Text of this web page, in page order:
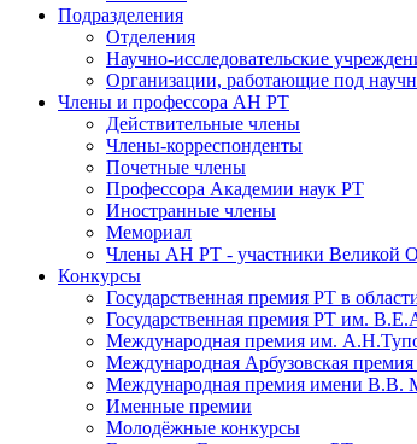
Подразделения
Отделения
Научно-исследовательские
Организации, работающие под
Члены и профессора АН РТ
Действительные члены
Члены-корреспонденты
Почетные члены
Профессора Академии наук РТ
Иностранные члены
Мемориал
Члены АН РТ - участники Великой
Конкурсы
Государственная премия РТ в
Государственная премия РТ им.
Международная премия им.
Международная Арбузовская
Международная премия имени В.В.
Именные премии
Молодёжные конкурсы